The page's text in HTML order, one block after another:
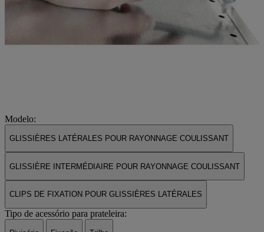
Modelo:
GLISSIÈRES LATÉRALES POUR RAYONNAGE COULISSANT
GLISSIÈRE INTERMÉDIAIRE POUR RAYONNAGE COULISSANT
CLIPS DE FIXATION POUR GLISSIÈRES LATÉRALES
Tipo de acessório para prateleira: